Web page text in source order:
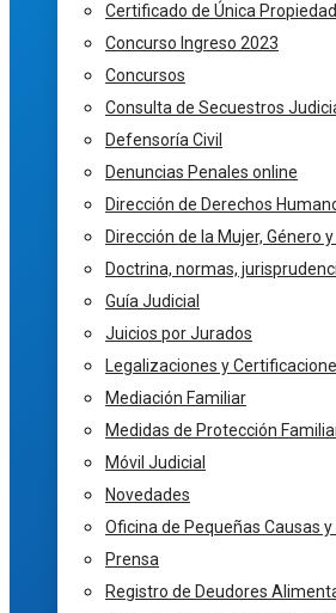
Certificado de Única Propiedad
Concurso Ingreso 2023
Concursos
Consulta de Secuestros
Defensoría Civil
Denuncias Penales online
Dirección de Derechos
Dirección de la Mujer, Género
Doctrina, normas,
Guía Judicial
Juicios por Jurados
Legalizaciones y
Mediación Familiar
Medidas de Protección
Móvil Judicial
Novedades
Oficina de Pequeñas Causas
Prensa
Registro de Deudores